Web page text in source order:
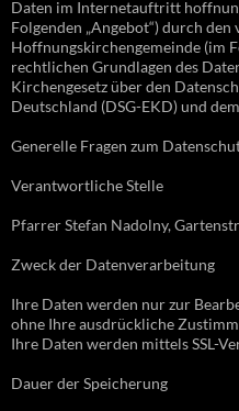
Daten im Internetauftritt
Folgenden „Angebot“) durch
Hoffnungskirchengemeinde (im
rechtlichen Grundlagen des
Kirchengesetz über den
Deutschland (DSG-EKD) und
Generelle Fragen zum
Verantwortliche Stelle
Pfarrer Stefan Nadolny,
Zweck der Datenverarbeitung
Ihre Daten werden nur zur
ohne Ihre ausdrückliche
Ihre Daten werden mittels SSL-
Dauer der Speicherung